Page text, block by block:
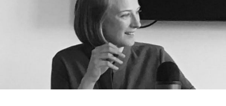
Séminaire
Recrutement